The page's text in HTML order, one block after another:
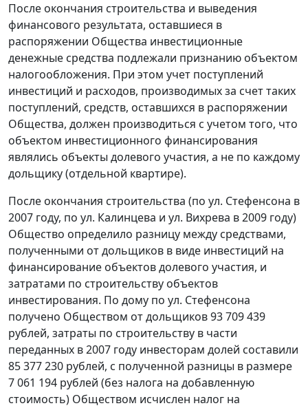
После окончания строительства и выведения
финансового результата, оставшиеся в
распоряжении Общества инвестиционные
денежные средства подлежали признанию объектом
налогообложения. При этом учет поступлений
инвестиций и расходов, производимых за счет таких
поступлений, средств, оставшихся в распоряжении
Общества, должен производиться с учетом того, что
объектом инвестиционного финансирования
являлись объекты долевого участия, а не по каждому
дольщику (отдельной квартире).
После окончания строительства (по ул. Стефенсона в
2007 году, по ул. Калинцева и ул. Вихрева в 2009 году)
Общество определило разницу между средствами,
полученными от дольщиков в виде инвестиций на
финансирование объектов долевого участия, и
затратами по строительству объектов
инвестирования. По дому по ул. Стефенсона
получено Обществом от дольщиков 93 709 439
рублей, затраты по строительству в части
переданных в 2007 году инвесторам долей составили
85 377 230 рублей, с полученной разницы в размере
7 061 194 рублей (без налога на добавленную
стоимость) Обществом исчислен налог на